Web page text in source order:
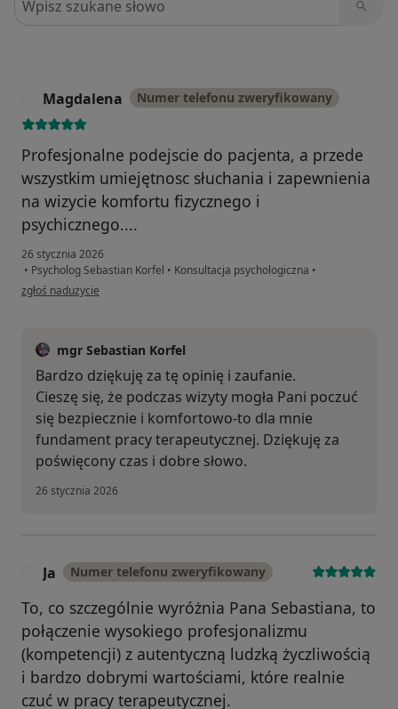
Magdalena Numer telefonu zweryfikowany
Profesjonalne podejscie do pacjenta, a przede
wszystkim umiejętnosc słuchania i zapewnienia
na wizycie komfortu fizycznego i
psychicznego....
26 stycznia 2026
• Psycholog Sebastian Korfel • Konsultacja psychologiczna •
w opinii użytkownika Magdalena
zgłoś nadużycie
mgr Sebastian Korfel
Bardzo dziękuję za tę opinię i zaufanie.
Cieszę się, że podczas wizyty mogła Pani poczuć
się bezpiecznie i komfortowo-to dla mnie
fundament pracy terapeutycznej. Dziękuję za
poświęcony czas i dobre słowo.
26 stycznia 2026
Ja Numer telefonu zweryfikowany
To, co szczególnie wyróżnia Pana Sebastiana, to
połączenie wysokiego profesjonalizmu
(kompetencji) z autentyczną ludzką życzliwością
i bardzo dobrymi wartościami, które realnie
czuć w pracy terapeutycznej.